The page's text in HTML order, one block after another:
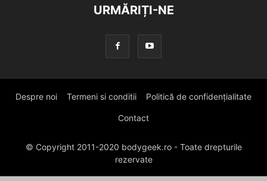
URMĂRIȚI-NE
Despre noi Termeni si conditii Politică de confidențialitate
Contact
© Copyright 2011-2020 bodygeek.ro - Toate drepturile
rezervate